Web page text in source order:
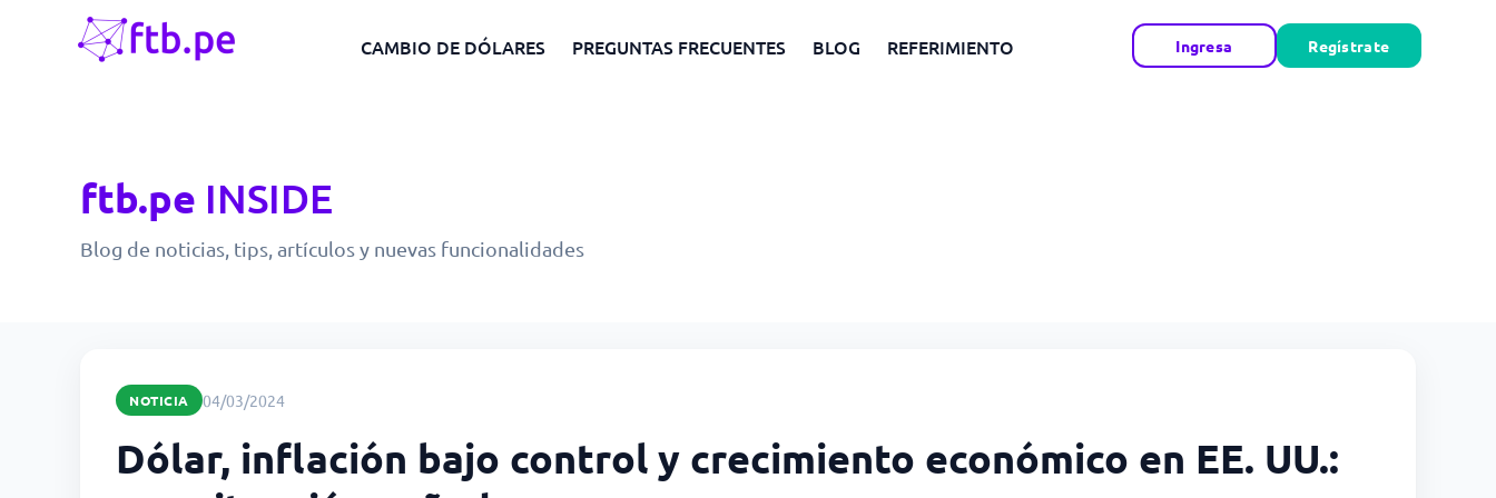
CAMBIO DE DÓLARES PREGUNTAS FRECUENTES BLOG REFERIMIENTO Ingresa Regístrate
ftb.pe INSIDE
Blog de noticias, tips, artículos y nuevas funcionalidades
NOTICIA 04/03/2024
Dólar, inflación bajo control y crecimiento económico en EE. UU.: